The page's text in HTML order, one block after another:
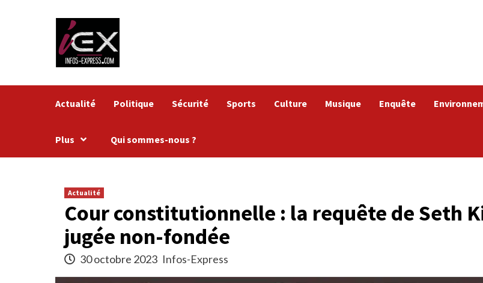
Actualité Politique Sécurité Sports Culture Musique Enquête
Plus Qui sommes-nous ?
Actualité
Cour constitutionnelle : la requête de Seth
jugée non-fondée
30 octobre 2023 Infos-Express